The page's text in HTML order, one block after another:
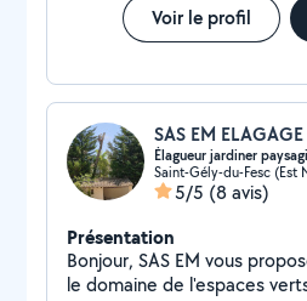
Voir le profil
SAS EM ELAGAGE
Élagueur jardiner
5/5 (8 avis)
Présentation
Bonjour, SAS EM vous
le domaine de l'espaces